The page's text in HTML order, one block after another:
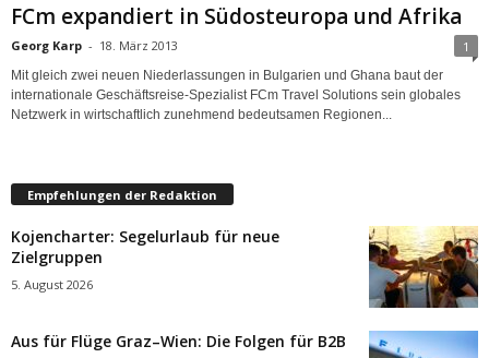
FCm expandiert in Südosteuropa und Afrika
Georg Karp - 18. März 2013 1
Mit gleich zwei neuen Niederlassungen in Bulgarien und Ghana baut der
internationale Geschäftsreise-Spezialist FCm Travel Solutions sein globales
Netzwerk in wirtschaftlich zunehmend bedeutsamen Regionen...
Empfehlungen der Redaktion
Kojencharter: Segelurlaub für neue
Zielgruppen
5. August 2026
Aus für Flüge Graz–Wien: Die Folgen für B2B